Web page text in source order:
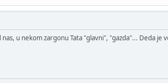
u nekom zargonu Tata "glavni", "gazda"... Deda je